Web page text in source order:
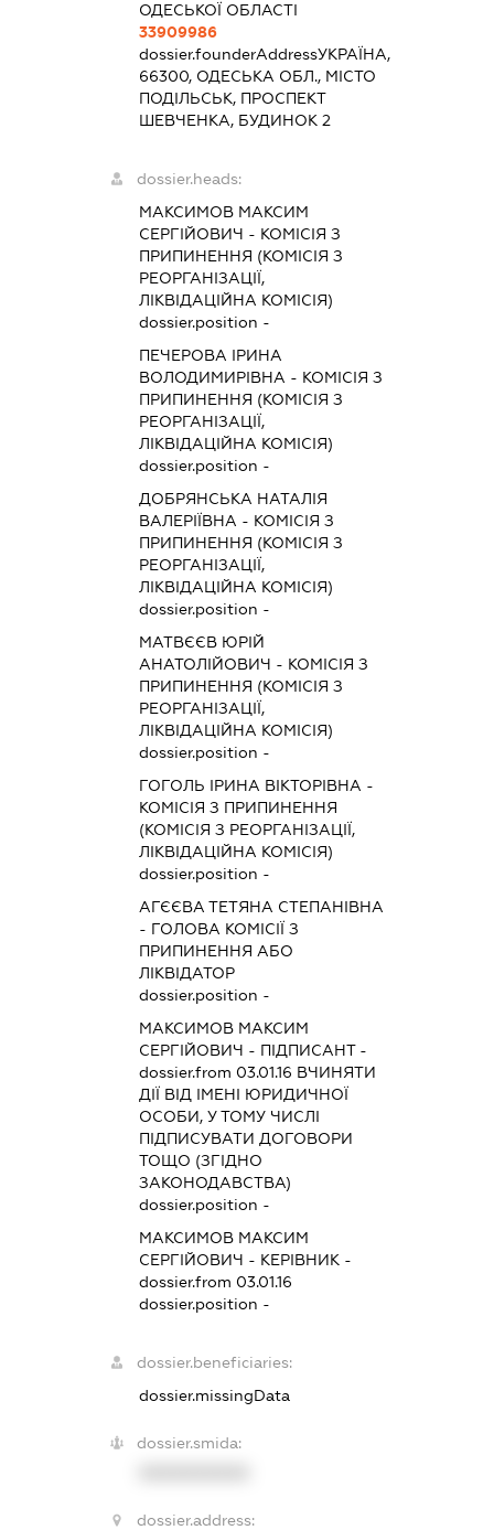
ОДЕСЬКОЇ ОБЛАСТІ
33909986
dossier.founderAddressУКРАЇНА,
66300, ОДЕСЬКА ОБЛ., МІСТО
ПОДІЛЬСЬК, ПРОСПЕКТ
ШЕВЧЕНКА, БУДИНОК 2
dossier.heads:
МАКСИМОВ МАКСИМ
СЕРГІЙОВИЧ - КОМІСІЯ З
ПРИПИНЕННЯ (КОМІСІЯ З
РЕОРГАНІЗАЦІЇ,
ЛІКВІДАЦІЙНА КОМІСІЯ)
dossier.position -
ПЕЧЕРОВА ІРИНА
ВОЛОДИМИРІВНА - КОМІСІЯ З
ПРИПИНЕННЯ (КОМІСІЯ З
РЕОРГАНІЗАЦІЇ,
ЛІКВІДАЦІЙНА КОМІСІЯ)
dossier.position -
ДОБРЯНСЬКА НАТАЛІЯ
ВАЛЕРІЇВНА - КОМІСІЯ З
ПРИПИНЕННЯ (КОМІСІЯ З
РЕОРГАНІЗАЦІЇ,
ЛІКВІДАЦІЙНА КОМІСІЯ)
dossier.position -
МАТВЄЄВ ЮРІЙ
АНАТОЛІЙОВИЧ - КОМІСІЯ З
ПРИПИНЕННЯ (КОМІСІЯ З
РЕОРГАНІЗАЦІЇ,
ЛІКВІДАЦІЙНА КОМІСІЯ)
dossier.position -
ГОГОЛЬ ІРИНА ВІКТОРІВНА -
КОМІСІЯ З ПРИПИНЕННЯ
(КОМІСІЯ З РЕОРГАНІЗАЦІЇ,
ЛІКВІДАЦІЙНА КОМІСІЯ)
dossier.position -
АГЄЄВА ТЕТЯНА СТЕПАНІВНА
- ГОЛОВА КОМІСІЇ З
ПРИПИНЕННЯ АБО
ЛІКВІДАТОР
dossier.position -
МАКСИМОВ МАКСИМ
СЕРГІЙОВИЧ - ПІДПИСАНТ-
dossier.from 03.01.16 ВЧИНЯТИ
ДІЇ ВІД ІМЕНІ ЮРИДИЧНОЇ
ОСОБИ, У ТОМУ ЧИСЛІ
ПІДПИСУВАТИ ДОГОВОРИ
ТОЩО (ЗГІДНО
ЗАКОНОДАВСТВА)
dossier.position -
МАКСИМОВ МАКСИМ
СЕРГІЙОВИЧ - КЕРІВНИК -
dossier.from 03.01.16
dossier.position -
dossier.beneficiaries:
dossier.missingData
dossier.smida:
dossier.address: